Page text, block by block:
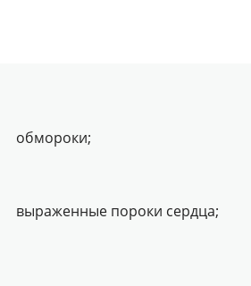
обмороки;
выраженные пороки сердца;